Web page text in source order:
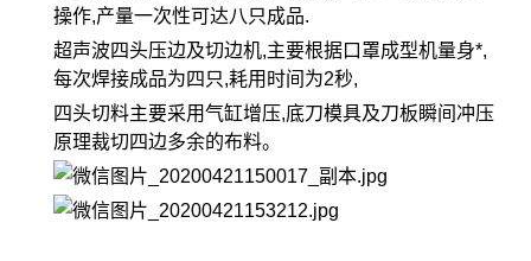
操作,产量一次性可达八只成品.
超声波四头压边及切边机,主要根据口罩成型机量身*,
每次焊接成品为四只,耗用时间为2秒,
四头切料主要采用气缸增压,底刀模具及刀板瞬间冲压
原理裁切四边多余的布料。